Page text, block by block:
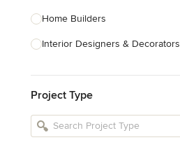
Home Builders
Interior Designers & Decorators
Kitchen Remodelers
Bathroom Remodelers
Project Type